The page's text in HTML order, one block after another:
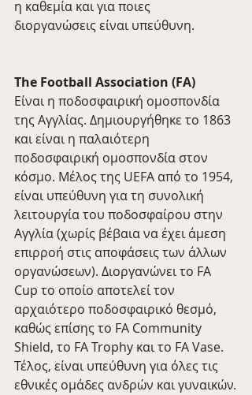
η καθεμία και για ποιες
διοργανώσεις είναι υπεύθυνη.
The Football Association (FA)
Είναι η ποδοσφαιρική ομοσπονδία
της Αγγλίας. Δημιουργήθηκε το 1863
και είναι η παλαιότερη
ποδοσφαιρική ομοσπονδία στον
κόσμο. Μέλος της UEFA από το 1954,
είναι υπεύθυνη για τη συνολική
λειτουργία του ποδοσφαίρου στην
Αγγλία (χωρίς βέβαια να έχει άμεση
επιρροή στις αποφάσεις των άλλων
οργανώσεων). Διοργανώνει το FA
Cup το οποίο αποτελεί τον
αρχαιότερο ποδοσφαιρικό θεσμό,
καθώς επίσης το FA Community
Shield, το FA Trophy και το FA Vase.
Τέλος, είναι υπεύθυνη για όλες τις
εθνικές ομάδες ανδρών και γυναικών.